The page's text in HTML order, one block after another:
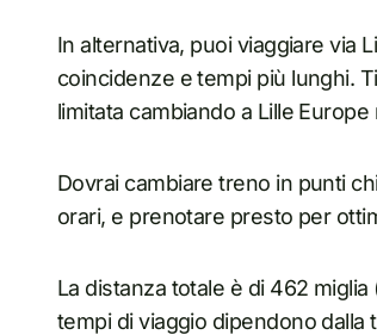
In alternativa, puoi viaggiare via
coincidenze e tempi più lunghi.
limitata cambiando a Lille
Dovrai cambiare treno in punti
orari, e prenotare presto per
La distanza totale è di 462
tempi di viaggio dipendono dalla